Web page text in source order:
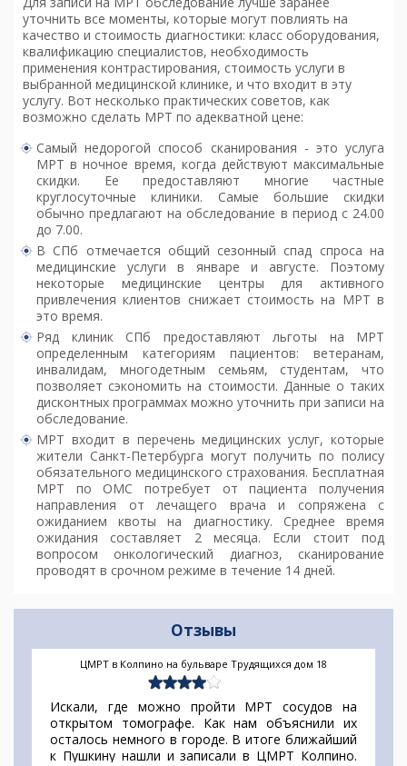
уточнить все моменты, которые могут повлиять на
качество и стоимость диагностики: класс оборудования,
квалификацию специалистов, необходимость
применения контрастирования, стоимость услуги в
выбранной медицинской клинике, и что входит в эту
услугу. Вот несколько практических советов, как
возможно сделать МРТ по адекватной цене:
Самый недорогой способ сканирования - это услуга
МРТ в ночное время, когда действуют максимальные
скидки. Ее предоставляют многие частные
круглосуточные клиники. Самые большие скидки
обычно предлагают на обследование в период с 24.00
до 7.00.
В СПб отмечается общий сезонный спад спроса на
медицинские услуги в январе и августе. Поэтому
некоторые медицинские центры для активного
привлечения клиентов снижает стоимость на МРТ в
это время.
Ряд клиник СПб предоставляют льготы на МРТ
определенным категориям пациентов: ветеранам,
инвалидам, многодетным семьям, студентам, что
позволяет сэкономить на стоимости. Данные о таких
дисконтных программах можно уточнить при записи на
обследование.
МРТ входит в перечень медицинских услуг, которые
жители Санкт-Петербурга могут получить по полису
обязательного медицинского страхования. Бесплатная
МРТ по ОМС потребует от пациента получения
направления от лечащего врача и сопряжена с
ожиданием квоты на диагностику. Среднее время
ожидания составляет 2 месяца. Если стоит под
вопросом онкологический диагноз, сканирование
проводят в срочном режиме в течение 14 дней.
Отзывы
ЦМРТ в Колпино на бульваре Трудящихся дом 18
Искали, где можно пройти МРТ сосудов на
открытом томографе. Как нам объяснили их
осталось немного в городе. В итоге ближайший
к Пушкину нашли и записали в ЦМРТ Колпино.